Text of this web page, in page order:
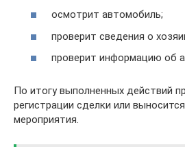
осмотрит автомобиль;
проверит сведения о
проверит информацию об
По итогу выполненных действий
регистрации сделки или
мероприятия.